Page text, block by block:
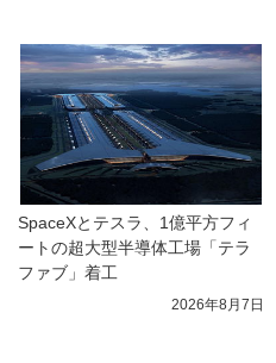
SpaceXとテスラ、1億平方フィ
ートの超大型半導体工場「テラ
ファブ」着工
2026年8月7日